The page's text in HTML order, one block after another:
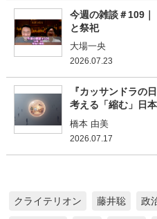
今週の雑談＃109
と祭祀
大場一央
2026.07.23
『カッサンドラ
考える「縮む」日本
橋本 由美
2026.07.17
クライテリオン 藤井聡 政